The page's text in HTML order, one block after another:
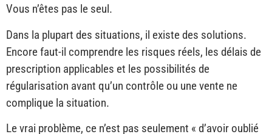
Vous n’êtes pas le seul.
Dans la plupart des situations, il existe des solutions.
Encore faut-il comprendre les risques réels, les délais de
prescription applicables et les possibilités de
régularisation avant qu’un contrôle ou une vente ne
complique la situation.
Le vrai problème, ce n’est pas seulement « d’avoir oublié